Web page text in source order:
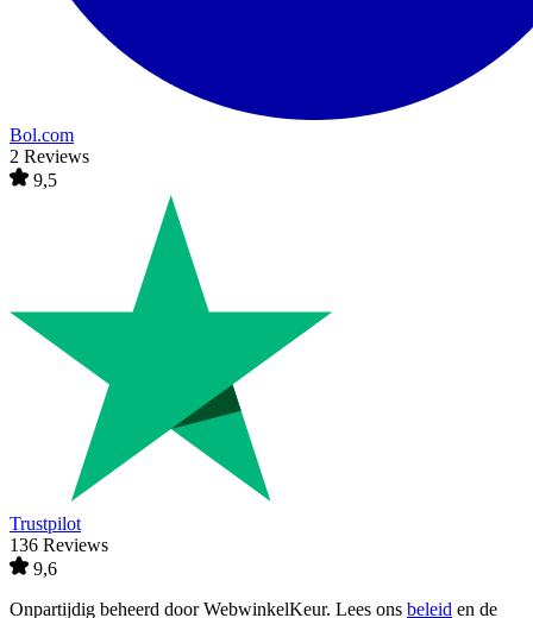
Bol.com
2 Reviews
9,5
Trustpilot
136 Reviews
9,6
Onpartijdig beheerd doorWebwinkelKeur. Lees ons beleid en de